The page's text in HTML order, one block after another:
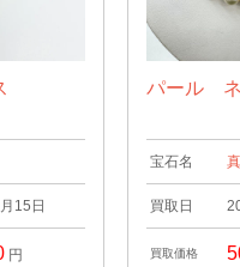
15日
円
パール ネ
宝石名
買取日
買取価格